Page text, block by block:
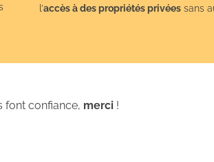
l’accès à des propriétés privéessans
font confiance, merci !